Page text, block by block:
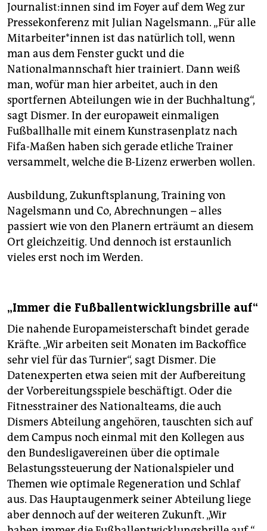
Jour­na­lis­t:in­nen sind im Foyer auf dem Weg zur
Pressekonferenz mit Julian Nagelsmann. „Für alle
Mit­ar­bei­te­r*in­nen ist das natürlich toll, wenn
man aus dem Fenster guckt und die
Nationalmannschaft hier trainiert. Dann weiß
man, wofür man hier arbeitet, auch in den
sportfernen Abteilungen wie in der Buchhaltung“,
sagt Dismer. In der europaweit einmaligen
Fußballhalle mit einem Kunstrasenplatz nach
Fifa-Maßen haben sich gerade etliche Trainer
versammelt, welche die B-Lizenz erwerben wollen.
Ausbildung, Zukunftsplanung, Training von
Nagelsmann und Co, Abrechnungen – alles
passiert wie von den Planern erträumt an diesem
Ort gleichzeitig. Und dennoch ist erstaunlich
vieles erst noch im Werden.
„Immer die Fußballentwicklungsbrille auf“
Die nahende Europameisterschaft bindet gerade
Kräfte. „Wir arbeiten seit Monaten im Backoffice
sehr viel für das Turnier“, sagt Dismer. Die
Datenexperten etwa seien mit der Aufbereitung
der Vorbereitungsspiele beschäftigt. Oder die
Fitnesstrainer des Nationalteams, die auch
Dismers Abteilung angehören, tauschten sich auf
dem Campus noch einmal mit den Kollegen aus
den Bundesligavereinen über die optimale
Belastungssteuerung der Nationalspieler und
Themen wie optimale Regeneration und Schlaf
aus. Das Hauptaugenmerk seiner Abteilung liege
aber dennoch auf der weiteren Zukunft. „Wir